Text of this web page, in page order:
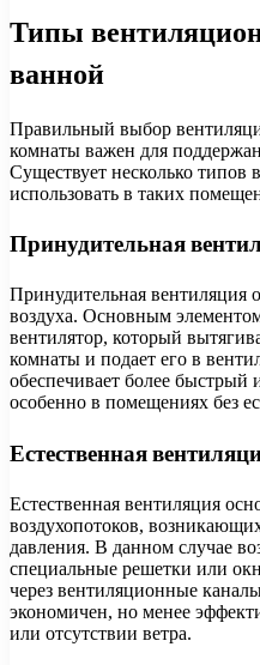
Типы
ванной
Правильный выбор
комнаты важен для
Существует несколько
использовать в таких
Принудительная
Принудительная вентиляция
воздуха. Основным
вентилятор, который
комнаты и подает его в
обеспечивает более
особенно в помещениях без
Естественная
Естественная вентиляция
воздухопотоков,
давления. В данном случае
специальные решетки или
через вентиляционные
экономичен, но менее
или отсутствии ветра.